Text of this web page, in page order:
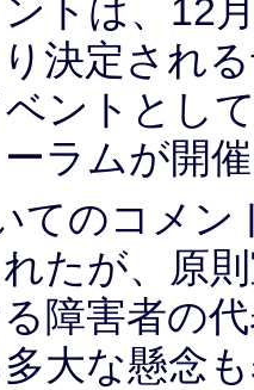
トは、12
決定され
ントとし
ラムが開
てのコメン
たが、原
障害者の
大な懸念